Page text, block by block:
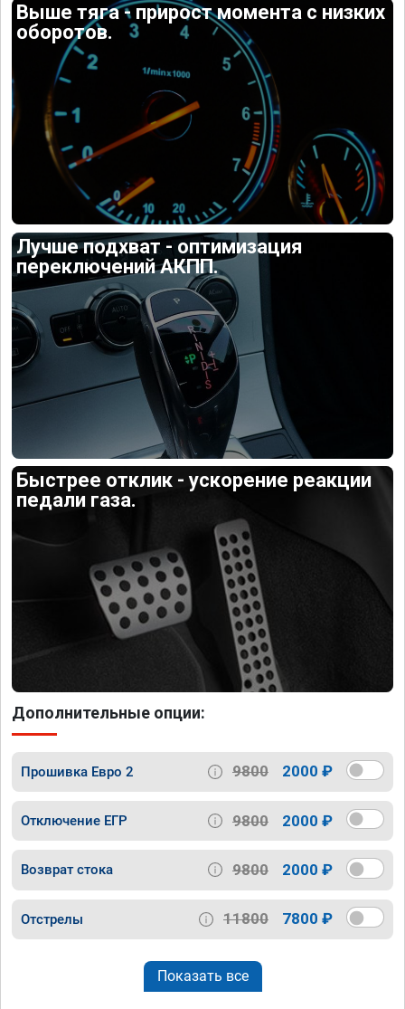
Выше тяга - прирост момента с низких
оборотов.
Лучше подхват - оптимизация
переключений АКПП.
Быстрее отклик - ускорение реакции
педали газа.
Дополнительные опции:
Прошивка Евро 2 9800 2000 ₽
Отключение ЕГР 9800 2000 ₽
Возврат стока 9800 2000 ₽
Отстрелы 11800 7800 ₽
Показать все